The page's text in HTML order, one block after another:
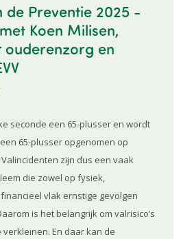
de Preventie 2025 -
Koen Milisen,
en
seconde een 65-plusser en wordt
65-plusser opgenomen op
zijn dus een vaak
die zowel op fysiek,
vlak ernstige gevolgen
is het belangrijk om valrisico’s
En daar kan de